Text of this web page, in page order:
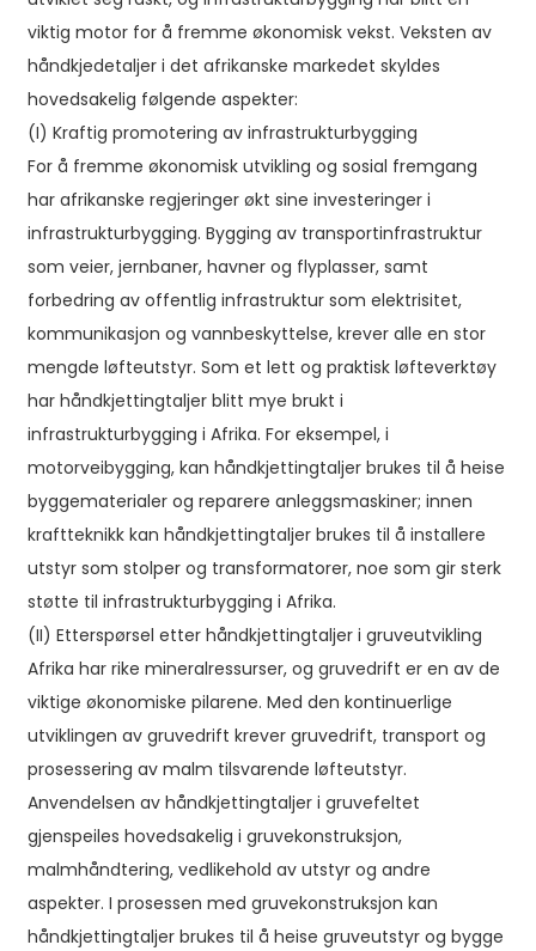
viktig motor for å fremme økonomisk vekst. Veksten av
håndkjedetaljer i det afrikanske markedet skyldes
hovedsakelig følgende aspekter:
(I) Kraftig promotering av infrastrukturbygging
For å fremme økonomisk utvikling og sosial fremgang
har afrikanske regjeringer økt sine investeringer i
infrastrukturbygging. Bygging av transportinfrastruktur
som veier, jernbaner, havner og flyplasser, samt
forbedring av offentlig infrastruktur som elektrisitet,
kommunikasjon og vannbeskyttelse, krever alle en stor
mengde løfteutstyr. Som et lett og praktisk løfteverktøy
har håndkjettingtaljer blitt mye brukt i
infrastrukturbygging i Afrika. For eksempel, i
motorveibygging, kan håndkjettingtaljer brukes til å heise
byggematerialer og reparere anleggsmaskiner; innen
kraftteknikk kan håndkjettingtaljer brukes til å installere
utstyr som stolper og transformatorer, noe som gir sterk
støtte til infrastrukturbygging i Afrika.
(II) Etterspørsel etter håndkjettingtaljer i gruveutvikling
Afrika har rike mineralressurser, og gruvedrift er en av de
viktige økonomiske pilarene. Med den kontinuerlige
utviklingen av gruvedrift krever gruvedrift, transport og
prosessering av malm tilsvarende løfteutstyr.
Anvendelsen av håndkjettingtaljer i gruvefeltet
gjenspeiles hovedsakelig i gruvekonstruksjon,
malmhåndtering, vedlikehold av utstyr og andre
aspekter. I prosessen med gruvekonstruksjon kan
håndkjettingtaljer brukes til å heise gruveutstyr og bygge